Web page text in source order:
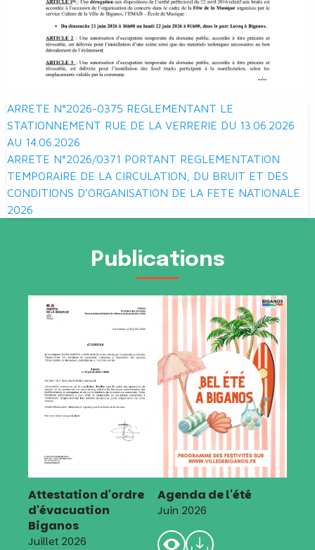
Navigation
de
l’article
ARRETE N°2026-0375 REGLEMENTANT LE
STATIONNEMENT RUE DE LA VERRERIE DU 13.06.2026
AU 14.06.2026
ARRETE N°2026/0371 PORTANT REGLEMENTATION
TEMPORAIRE DE LA CIRCULATION, DU BRUIT ET DES
CONDITIONS D’ORGANISATION DE LA FETE NATIONALE
2026
Publications
Attestation d'ordre
d'évacuation
Biganos
Juillet 2026
Agenda de l'été
Juin 2026